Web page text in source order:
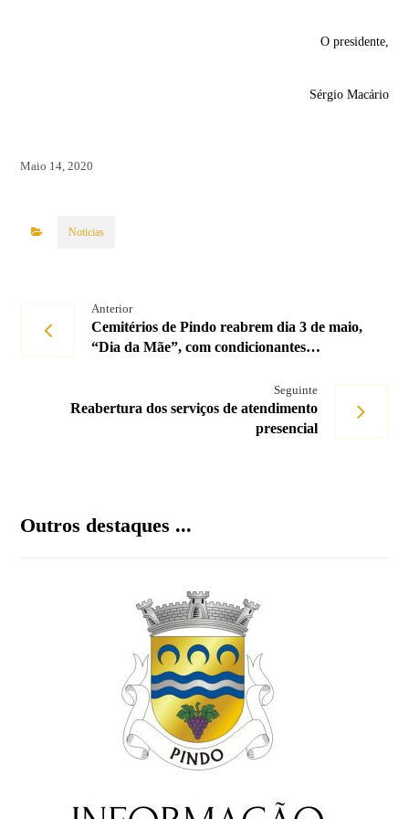
O presidente,
Sérgio Macário
Maio 14, 2020
Noticias
Anterior
Cemitérios de Pindo reabrem dia 3 de maio,
“Dia da Mãe”, com condicionantes…
Seguinte
Reabertura dos serviços de atendimento
presencial
Outros destaques ...